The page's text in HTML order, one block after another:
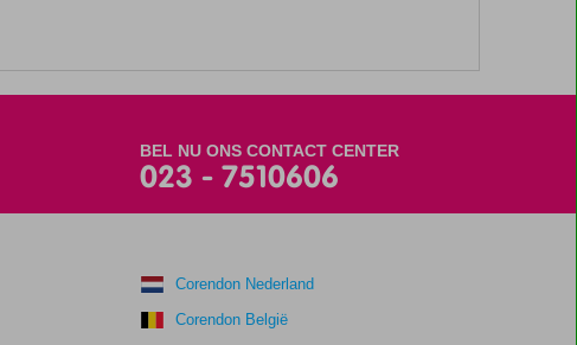
BEL NU ONS CONTACT CENTER
023 - 7510606
Corendon Nederland
Corendon België